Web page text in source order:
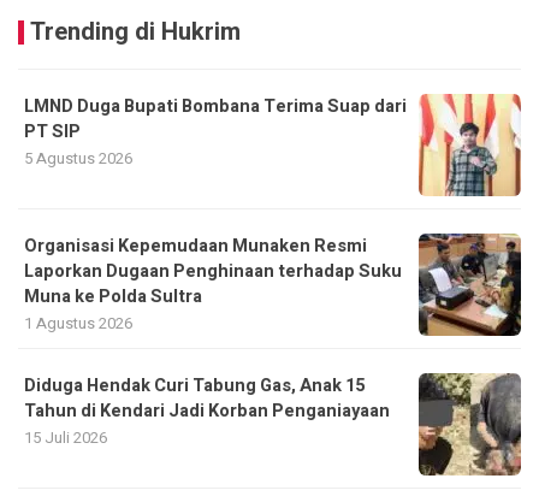
Trending di Hukrim
LMND Duga Bupati Bombana Terima Suap dari
PT SIP
5 Agustus 2026
Organisasi Kepemudaan Munaken Resmi
Laporkan Dugaan Penghinaan terhadap Suku
Muna ke Polda Sultra
1 Agustus 2026
Diduga Hendak Curi Tabung Gas, Anak 15
Tahun di Kendari Jadi Korban Penganiayaan
15 Juli 2026